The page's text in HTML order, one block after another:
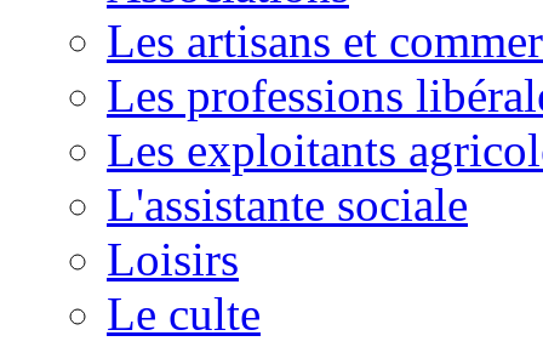
Les artisans et
Les professions
Les exploitants
L'assistante sociale
Loisirs
Le culte